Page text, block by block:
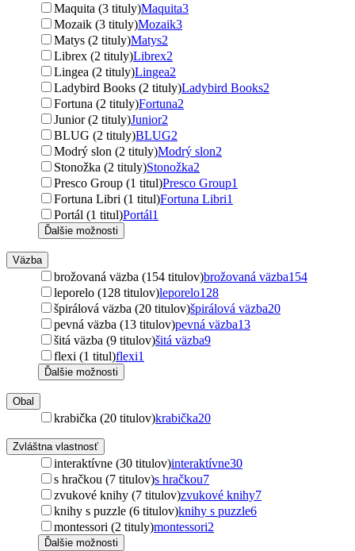
Maquita (3 tituly)Maquita3
Mozaik (3 tituly)Mozaik3
Matys (2 tituly)Matys2
Librex (2 tituly)Librex2
Lingea (2 tituly)Lingea2
Ladybird Books (2 tituly)Ladybird Books2
Fortuna (2 tituly)Fortuna2
Junior (2 tituly)Junior2
BLUG (2 tituly)BLUG2
Modrý slon (2 tituly)Modrý slon2
Stonožka (2 tituly)Stonožka2
Presco Group (1 titul)Presco Group1
Fortuna Libri (1 titul)Fortuna Libri1
Portál (1 titul)Portál1
Ďalšie možnosti
Väzba
brožovaná väzba (154 titulov)brožovaná väzba154
leporelo (128 titulov)leporelo128
špirálová väzba (20 titulov)špirálová väzba20
pevná väzba (13 titulov)pevná väzba13
šitá väzba (9 titulov)šitá väzba9
flexi (1 titul)flexi1
Ďalšie možnosti
Obal
krabička (20 titulov)krabička20
Zvláštna vlastnosť
interaktívne (30 titulov)interaktívne30
s hračkou (7 titulov)s hračkou7
zvukové knihy (7 titulov)zvukové knihy7
knihy s puzzle (6 titulov)knihy s puzzle6
montessori (2 tituly)montessori2
Ďalšie možnosti